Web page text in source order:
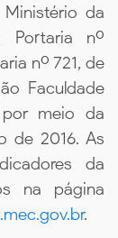
da
Portaria nº
nº 721, de
Faculdade
meio da
de 2016. As
da
na página
.